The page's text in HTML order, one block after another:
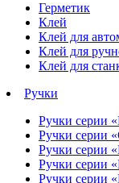
Герметик
Клей
Клей для
Клей для
Клей для
Ручки
Ручки серии
Ручки серии
Ручки серии
Ручки серии
Ручки серии